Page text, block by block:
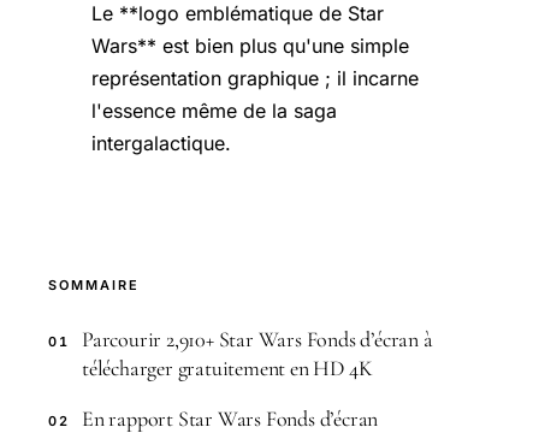
Le **logo emblématique de Star
Wars** est bien plus qu'une simple
représentation graphique ; il incarne
l'essence même de la saga
intergalactique.
SOMMAIRE
01
Parcourir 2,910+ Star Wars Fonds d’écran à
télécharger gratuitement en HD 4K
02 En rapport Star Wars Fonds d’écran